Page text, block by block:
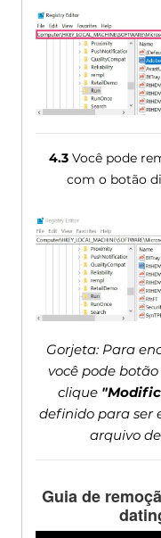
4.3Você pode
com o botão
Gorjeta: Para
você pode
clique
definido para ser
arquivo
Guia de